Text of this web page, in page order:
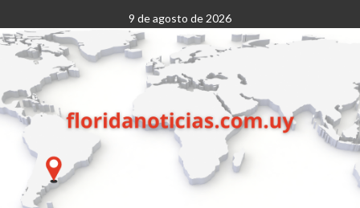
al
contenido
9 de agosto de 2026